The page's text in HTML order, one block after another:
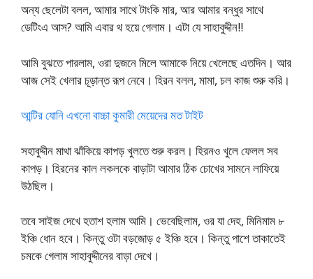
অন্য ছেলেটা বলল, আমার সাথে টাংকি মার, আর আমার বন্ধুর সাথে
ডেটিংএ আস? আমি এবার থ হয়ে গেলাম। এটা যে সাহাবুদ্দীন!!
আমি বুঝতে পারলাম, ওরা দুজনে মিলে আমাকে নিয়ে খেলেছে এতদিন। আর
আজ সেই খেলার চূড়ান্ত রূপ নেবে। হিরন বলল, মামা, চল কাজ শুরু করি।
আন্টির যোনি এখনো বাচ্চা কুমারী মেয়েদের মত টাইট
সহাবুদ্দীন মাথা ঝাঁকিয়ে কাপড় খুলতে শুরু করল। হিরনও খুলে ফেলল সব
কাপড়। হিরনের কাল লকলকে বাড়াটা আমার ঠিক চোখের সামনে লাফিয়ে
উঠছিল।
তবে সাইজ দেখে হতাশ হলাম আমি। ভেবেছিলাম, ওর যা দেহ, মিনিমাম ৮
ইঞ্চি ধোন হবে। কিন্তু ওটা বড়জোড় ৫ ইঞ্চি হবে। কিন্তু পাশে তাকাতেই
চমকে গেলাম সাহাবুদ্দীনের বাড়া দেখে।